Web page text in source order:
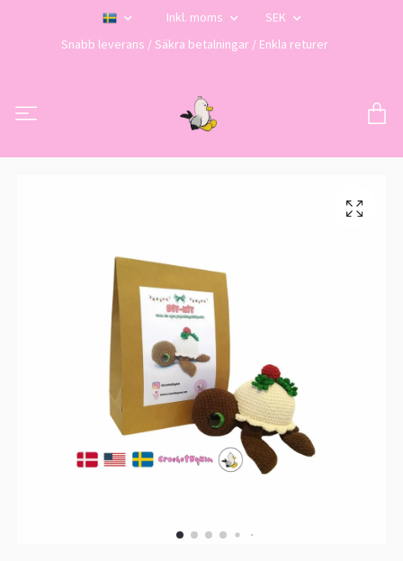
Inkl. moms
SEK
Snabb leverans / Säkra betalningar / Enkla returer